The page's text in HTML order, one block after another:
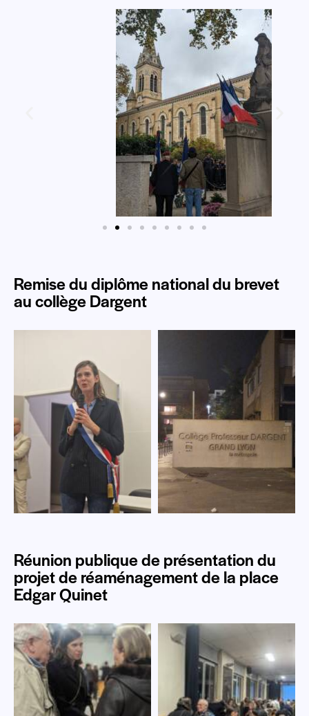
Remise du diplôme national du brevet
au collège Dargent
Réunion publique de présentation du
projet de réaménagement de la place
Edgar Quinet